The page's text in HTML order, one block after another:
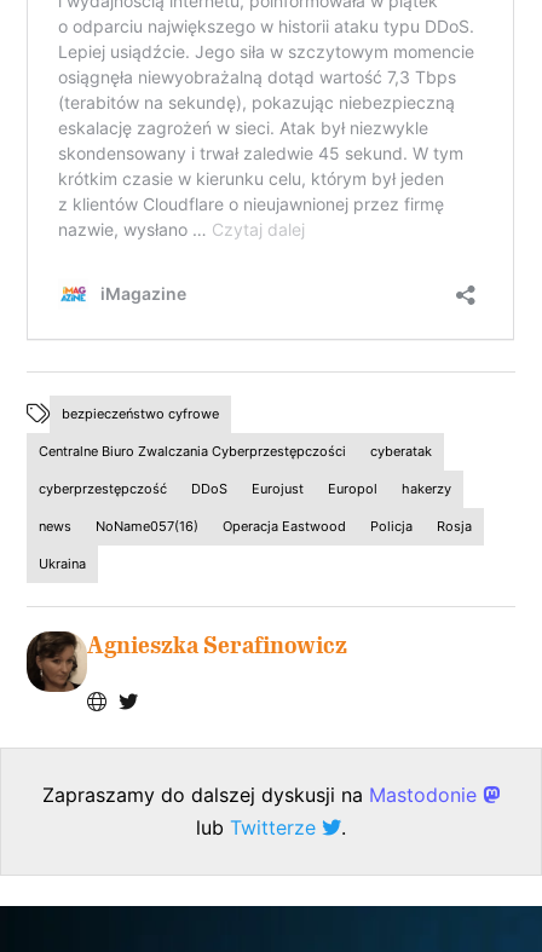
bezpieczeństwo cyfrowe
Centralne Biuro Zwalczania Cyberprzestępczości cyberatak
cyberprzestępczość DDoS Eurojust Europol hakerzy
news NoName057(16) Operacja Eastwood Policja Rosja
Ukraina
Agnieszka Serafinowicz
Zapraszamy do dalszej dyskusji na Mastodonie
lub Twitterze .